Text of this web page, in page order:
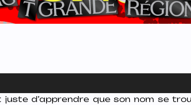
juste d’apprendre que son nom se